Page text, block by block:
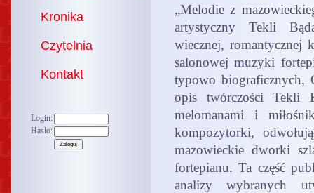
Kronika
Czytelnia
Kontakt
Login:
Hasło:
„Melodie z
artystyczny Tekli
wiecznej, romantycznej
salonowej muzyki
typowo biograficznych,
opis twórczości Tekli
melomanami i
kompozytorki,
mazowieckie dworki
fortepianu. Ta część
analizy wybranych